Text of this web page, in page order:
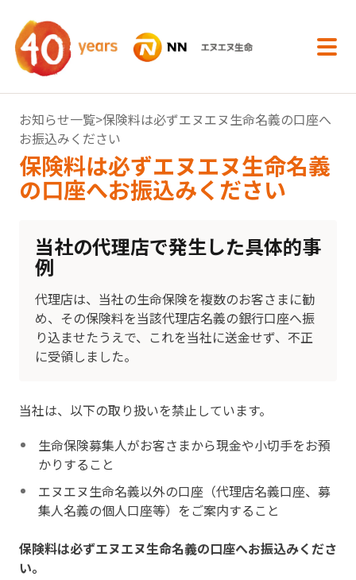
お知らせ一覧>保険料は必ずエヌエヌ生命名義の口座へ
お振込みください
保険料は必ずエヌエヌ生命名義
の口座へお振込みください
当社の代理店で発生した具体的事
例
代理店は、当社の生命保険を複数のお客さまに勧
め、その保険料を当該代理店名義の銀行口座へ振
り込ませたうえで、これを当社に送金せず、不正
に受領しました。
当社は、以下の取り扱いを禁止しています。
生命保険募集人がお客さまから現金や小切手をお預
かりすること
エヌエヌ生命名義以外の口座（代理店名義口座、募
集人名義の個人口座等）をご案内すること
保険料は必ずエヌエヌ生命名義の口座へお振込みくださ
い。